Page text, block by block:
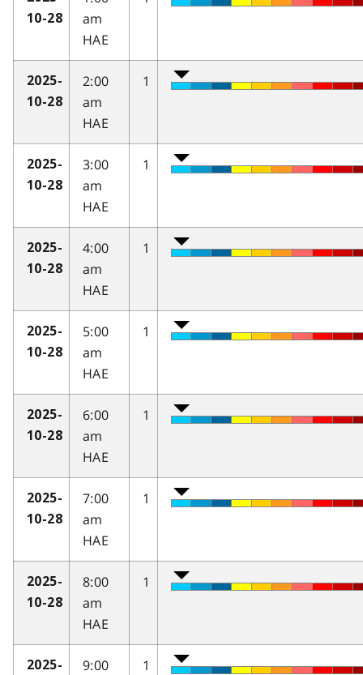
10-28
am
HAE
2025-
10-28
2:00
am
HAE
1
2025-
10-28
3:00
am
HAE
1
2025-
10-28
4:00
am
HAE
1
2025-
10-28
5:00
am
HAE
1
2025-
10-28
6:00
am
HAE
1
2025-
10-28
7:00
am
HAE
1
2025-
10-28
8:00
am
HAE
1
2025-
9:00
1